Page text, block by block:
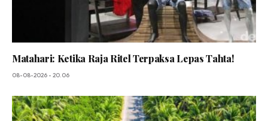
Matahari: Ketika Raja Ritel Terpaksa Lepas Tahta!
08-08-2026 - 20.06